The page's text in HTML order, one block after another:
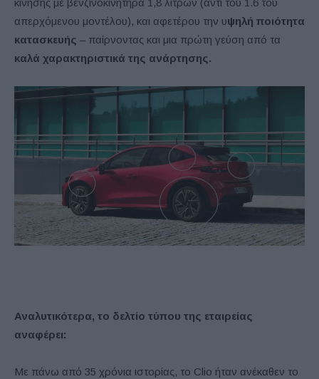
απερχόμενου μοντέλου), και αφετέρου την υψηλή ποιότητα
κατασκευής – παίρνοντας και μια πρώτη γεύση από τα
καλά χαρακτηριστικά της ανάρτησης.
Αναλυτικότερα, το δελτίο τύπου της εταιρείας
αναφέρει:
Με πάνω από 35 χρόνια ιστορίας, το Clio ήταν ανέκαθεν το